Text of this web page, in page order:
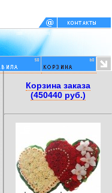
Корзина заказа
(450440 руб.)